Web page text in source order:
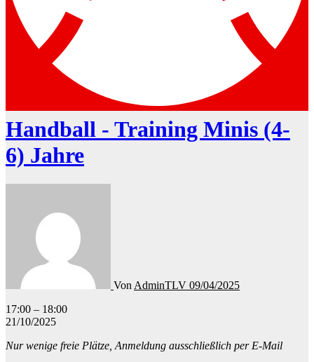
Handball - Training Minis (4-
6) Jahre
Von AdminTLV 09/04/2025
Handball
-
Minis
17:00 – 18:00
21/10/2025
Nur wenige freie Plätze, Anmeldung ausschließlich per E-Mail